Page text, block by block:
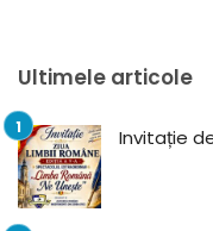
Ultimele articole
Invitație